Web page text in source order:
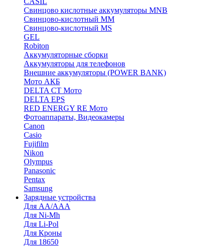
Свинцово кислотные аккумуляторы MNB
Cвинцово-кислотный MM
Cвинцово-кислотный MS
GEL
Robiton
Аккумуляторные сборки
Аккумуляторы для телефонов
Внешние аккумуляторы (POWER BANK)
Мото АКБ
DELTA CT Мото
DELTA EPS
RED ENERGY RE Мото
Фотоаппараты, Видеокамеры
Canon
Casio
Fujifilm
Nikon
Olympus
Panasonic
Pentax
Samsung
Зарядные устройства
Для AA/AAA
Для Ni-Mh
Для Li-Pol
Для Кроны
Для 18650